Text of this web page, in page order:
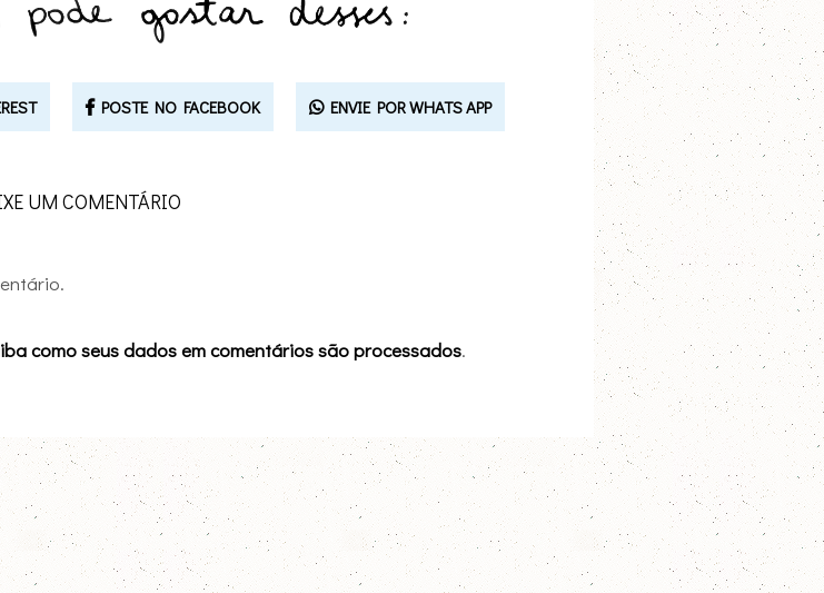
POSTE NO FACEBOOK ENVIE POR WHATS APP
UM COMENTÁRIO
como seus dados em comentários são processados.